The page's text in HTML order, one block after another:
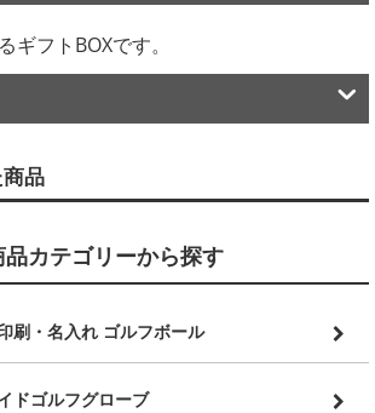
ギフトBOXです。
品
品カテゴリーから探す
刷・名入れ ゴルフボール
ドゴルフグローブ